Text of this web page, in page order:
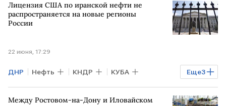
Херсонская область Михаил Мишустин
Лицензия США по иранской нефти не
распространяется на новые регионы
России
22 июня, 17:29
Еще3
ДНР Нефть КНДР КУБА
КРЫМ ЛНР США Минфин США
Между Ростовом-на-Дону и Иловайском